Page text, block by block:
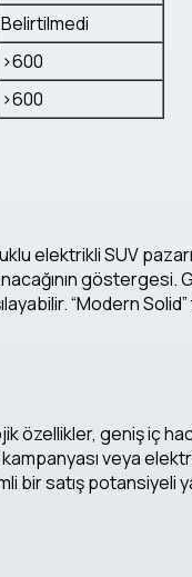
Belirtilmedi
>600
>600
elektrikli SUV
“Modern
özellikler, geniş iç
veya
bir satış potansiyeli